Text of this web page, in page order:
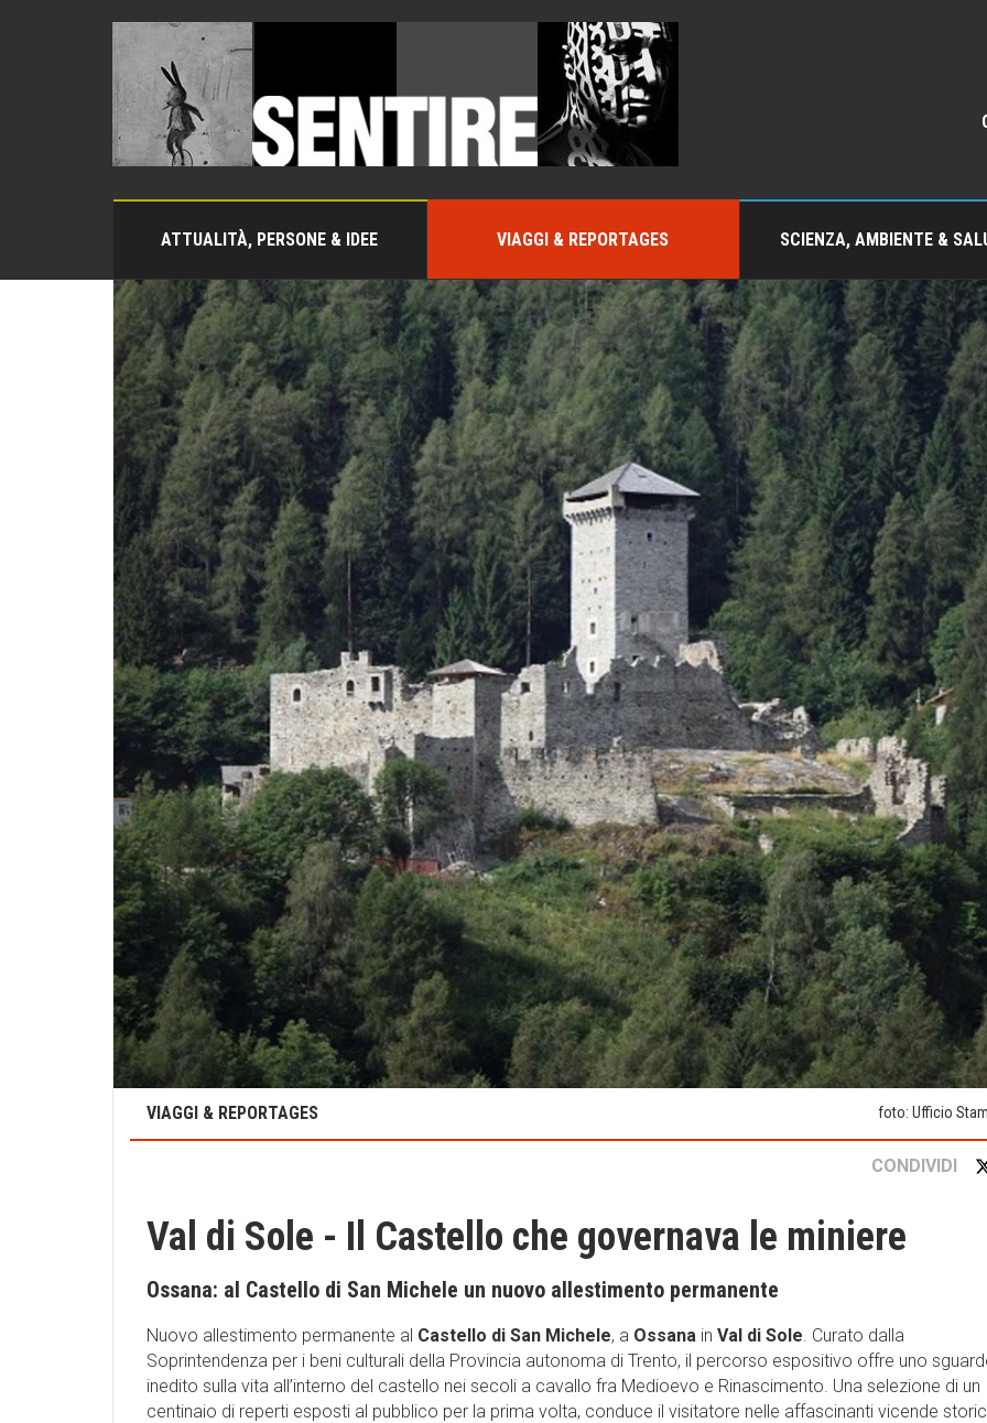
ATTUALITÀ, PERSONE & IDEE VIAGGI & REPORTAGES SCIENZA, AMBIENTE &
foto: Ufficio
VIAGGI & REPORTAGES
CONDIVIDI
Val di Sole - Il Castello che governava le miniere
Ossana: al Castello di San Michele un nuovo allestimento permanente
Nuovo allestimento permanente al Castello di San Michele, a Ossana in Val di Sole . Curato dalla
Soprintendenza per i beni culturali della Provincia autonoma di Trento, il percorso espositivo offre uno
inedito sulla vita all’interno del castello nei secoli a cavallo fra Medioevo e Rinascimento. Una selezione di un
centinaio di reperti esposti al pubblico per la prima volta, conduce il visitatore nelle affascinanti vicende